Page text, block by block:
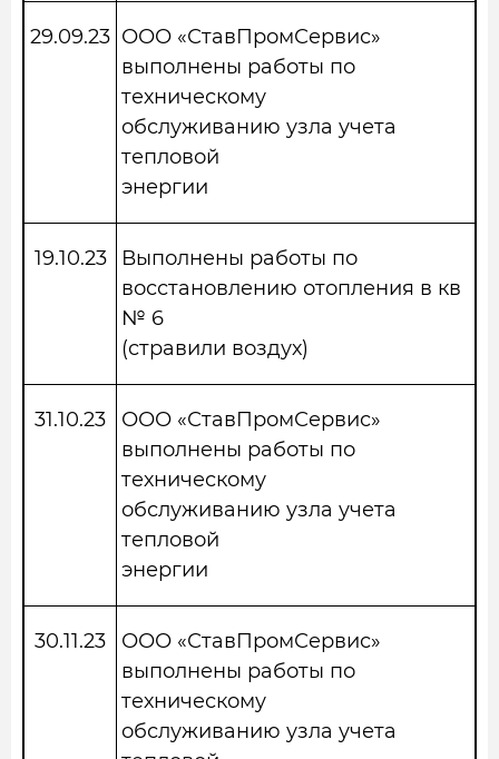
29.09.23 ООО «СтавПромСервис»
выполнены работы по
техническому
обслуживанию узла учета
тепловой
энергии
19.10.23
Выполнены работы по
восстановлению отопления в кв
№ 6
(стравили воздух)
31.10.23
ООО «СтавПромСервис»
выполнены работы по
техническому
обслуживанию узла учета
тепловой
энергии
30.11.23
ООО «СтавПромСервис»
выполнены работы по
техническому
обслуживанию узла учета